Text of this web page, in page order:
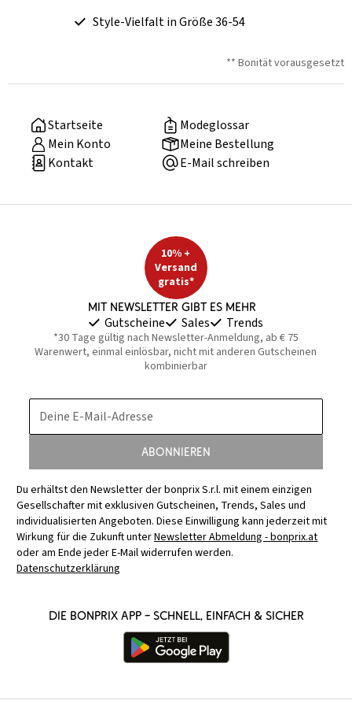
Style-Vielfalt in Größe 36-54
** Bonität vorausgesetzt
Startseite
Modeglossar
Mein Konto
Meine Bestellung
Kontakt
E-Mail schreiben
10% +
Versand
gratis*
Mit Newsletter gibt es mehr
Gutscheine Sales Trends
*30 Tage gültig nach Newsletter-Anmeldung, ab € 75
Warenwert, einmal einlösbar, nicht mit anderen Gutscheinen
kombinierbar
Deine E-Mail-Adresse
Abonnieren
Du erhältst den Newsletter der bonprix S.r.l. mit einem einzigen
Gesellschafter mit exklusiven Gutscheinen, Trends, Sales und
individualisierten Angeboten. Diese Einwilligung kann jederzeit mit
Wirkung für die Zukunft unterNewsletter Abmeldung - bonprix.at
oder am Ende jeder E-Mail widerrufen werden.
Datenschutzerklärung
Die bonprix App – schnell, einfach & sicher